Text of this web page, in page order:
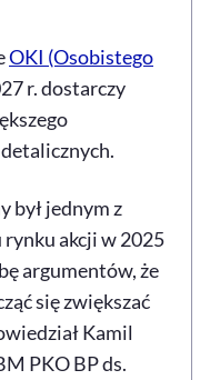
OKI (Osobistego
r. dostarczy
był jednym z
akcji w 2025
argumentów, że
się zwiększać
Kamil
PKO BP ds.